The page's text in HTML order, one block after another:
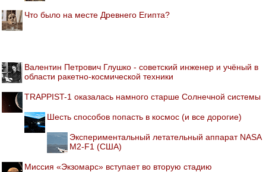
Что было на месте Древнего Египта?
Валентин Петрович Глушко - советский инженер и учёный в
области ракетно-космической техники
TRAPPIST-1 оказалась намного старше Солнечной системы
Шесть способов попасть в космос (и все дорогие)
Экспериментальный летательный аппарат NASA
M2-F1 (США)
Миссия «Экзомарс» вступает во вторую стадию